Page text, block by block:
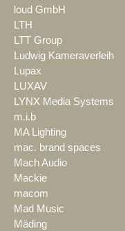
loud GmbH
LTH
LTT Group
Ludwig Kameraverleih
Lupax
LUXAV
LYNX Media Systems
m.i.b
MA Lighting
mac. brand spaces
Mach Audio
Mackie
macom
Mad Music
Mäding